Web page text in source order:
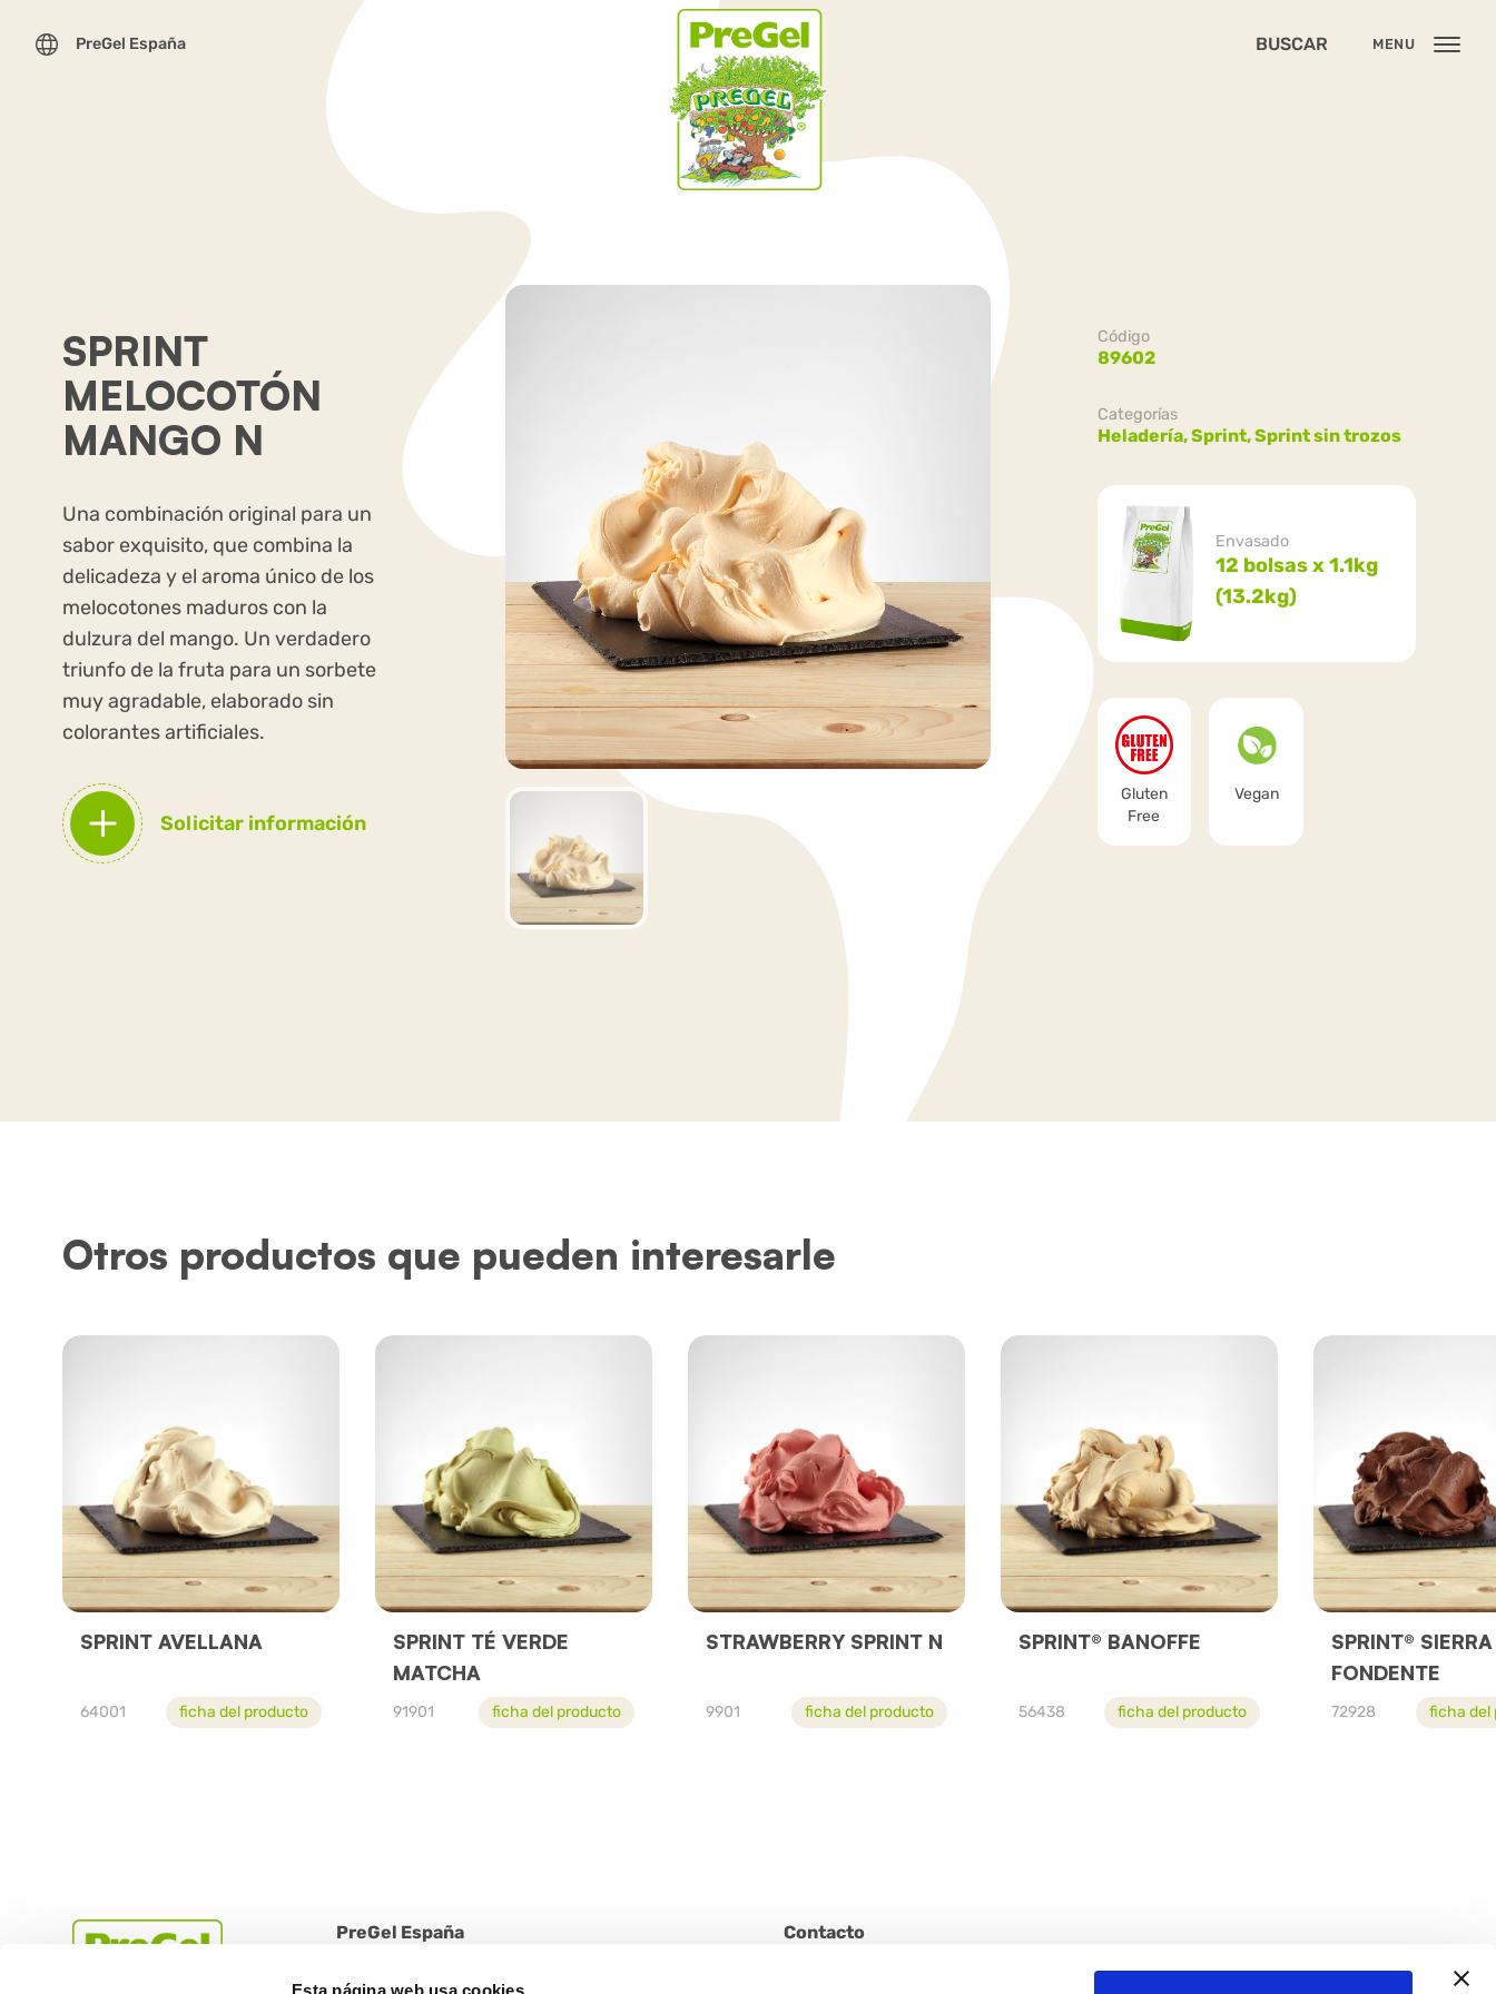
Esta página web usa cookies
PreGel España BUSCAR MENU
SPRINT
MELOCOTÓN
MANGO N
Una combinación original para un
sabor exquisito, que combina la
delicadeza y el aroma único de los
melocotones maduros con la
dulzura del mango. Un verdadero
triunfo de la fruta para un sorbete
muy agradable, elaborado sin
colorantes artificiales.
Solicitar información
Código
89602
Categorías
Heladería,Sprint,Sprint sin trozos
Envasado
12 bolsas x 1.1kg
(13.2kg)
Gluten
Free
Vegan
Otros productos que pueden interesarle
SPRINT AVELLANA
64001 ficha del producto
SPRINT TÉ VERDE
MATCHA
91901 ficha del producto
STRAWBERRY SPRINT N
9901 ficha del producto
SPRINT® BANOFFE
56438 ficha del producto
SPRINT®
FONDENTE
72928 ficha del
PreGel España
Terrassa (08223 Barcelona)
Contacto